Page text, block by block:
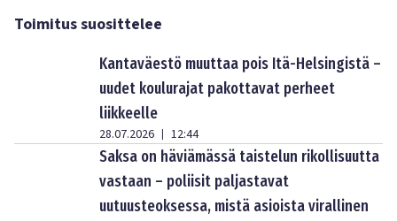
Toimitus suosittelee
Kantaväestö muuttaa pois Itä-Helsingistä –
uudet koulurajat pakottavat perheet
liikkeelle
28.07.2026 | 12:44
Saksa on häviämässä taistelun rikollisuutta
vastaan – poliisit paljastavat
uutuusteoksessa, mistä asioista virallinen